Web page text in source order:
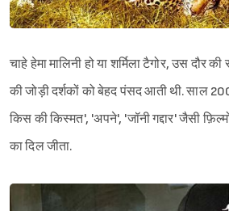
चाहे हेमा मालिनी हो या शर्मिला टैगोर, उस दौर
की जोड़ी दर्शकों को बेहद पंसद आती थी. साल
किस की किस्मत', 'अपने', 'जॉनी गद्दार' जैसी
का दिल जीता.